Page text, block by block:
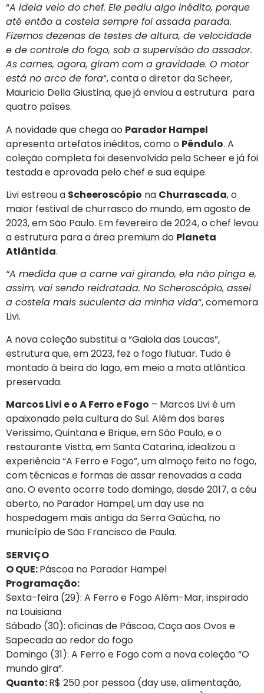
“A ideia veio do chef. Ele pediu algo inédito, porque
até então a costela sempre foi assada parada.
Fizemos dezenas de testes de altura, de velocidade
e de controle do fogo, sob a supervisão do assador.
As carnes, agora, giram com a gravidade. O motor
está no arco de fora“, conta o diretor da Scheer,
Mauricio Della Giustina, quejá enviou a estrutura para
quatro países.
A novidade que chega ao Parador Hampel
apresenta artefatos inéditos, como o Pêndulo. A
coleção completa foi desenvolvida pela Scheer e já foi
testada e aprovada pelo chef e sua equipe.
Livi estreou a Scheeroscópio na Churrascada, o
maior festival de churrasco do mundo, em agosto de
2023, em São Paulo. Em fevereiro de 2024, o chef levou
a estrutura para a área premium do Planeta
Atlântida.
“A medida que a carne vai girando, ela não pinga e,
assim, vai sendo reidratada. No Scheroscópio, assei
a costela mais suculenta da minha vida“, comemora
Livi.
A nova coleção substitui a “Gaiola das Loucas”,
estrutura que, em 2023, fez o fogo flutuar. Tudo é
montado à beira do lago, em meio a mata atlântica
preservada.
Marcos Livi e o A Ferro e Fogo – Marcos Livi é um
apaixonado pela cultura do Sul. Além dos bares
Verissimo, Quintana e Brique, em São Paulo, e o
restaurante Vistta, em Santa Catarina, idealizou a
experiência “A Ferro e Fogo”, um almoço feito no fogo,
com técnicas e formas de assar renovadas a cada
ano. O evento ocorre todo domingo, desde 2017, a céu
aberto, no Parador Hampel, um day use na
hospedagem mais antiga da Serra Gaúcha, no
município de São Francisco de Paula.
SERVIÇO
O QUE:Páscoa no Parador Hampel
Programação:
Sexta-feira (29): A Ferro e Fogo Além-Mar, inspirado
na Louisiana
Sábado (30): oficinas de Páscoa, Caça aos Ovos e
Sapecada ao redor do fogo
Domingo (31): A Ferro e Fogo com a nova coleção “O
mundo gira”.
Quanto:R$ 250 por pessoa (day use, alimentação,